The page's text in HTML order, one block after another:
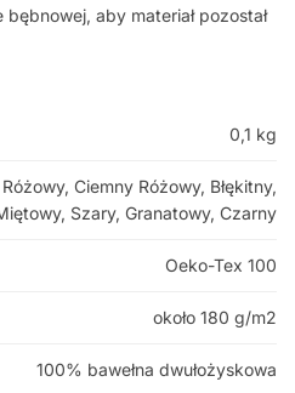
aby materiał pozostał
0,1 kg
Różowy, Ciemny Różowy, Błękitny,
Szary, Granatowy, Czarny
Oeko-Tex 100
około 180 g/m2
100% bawełna dwułożyskowa